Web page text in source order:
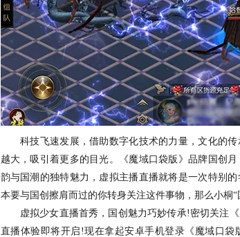
科技飞速发展，借助数字化技术的力量，文化的传
越大，吸引着更多的目光。《魔域口袋版》品牌国创
韵与国潮的独特魅力，虚拟主播直播就将是一次特别
本要与国创擦肩而过的你转身关注这件事物，那么小桐
虚拟少女直播首秀，国创魅力巧妙传承!密切关注《
直播体验即将开启!现在拿起安卓手机登录《魔域口